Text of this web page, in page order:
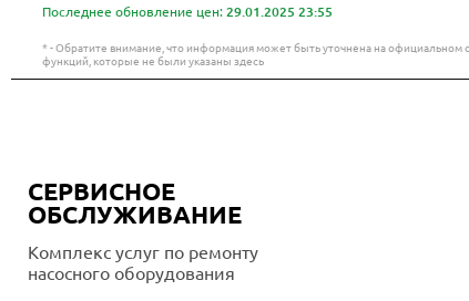
Последнее обновление цен: 29.01.2025 23:55
* - Обратите внимание, что информация может быть уточнена на официальном
функций, которые не были указаны здесь
СЕРВИСНОЕ
ОБСЛУЖИВАНИЕ
Комплекс услуг по ремонту
насосного оборудования